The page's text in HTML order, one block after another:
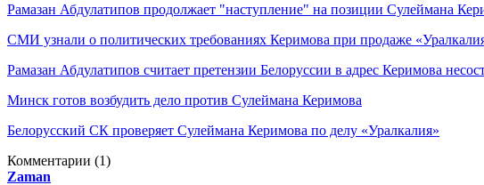
Рамазан Абдулатипов продолжает "наступление" на позиции Сулеймана
СМИ узнали о политических требованиях Керимова при продаже
Рамазан Абдулатипов считает претензии Белоруссии в адрес Керимова
Минск готов возбудить дело против Сулеймана Керимова
Белорусский СК проверяет Сулеймана Керимова по делу «Уралкалия»
Комментарии (1)
Zaman